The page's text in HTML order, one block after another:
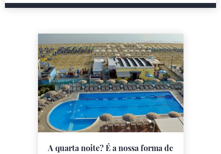
A quarta noite? É a nossa forma de